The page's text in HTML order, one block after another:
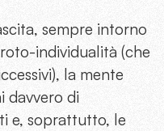
sempre intorno
individualità (che
la mente
davvero di
e, soprattutto, le